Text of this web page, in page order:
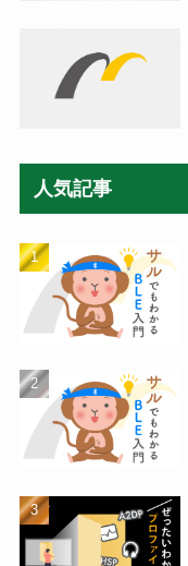
人気記事